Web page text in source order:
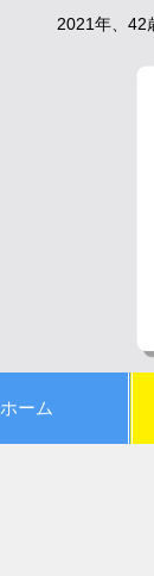
2021年、42
ホーム